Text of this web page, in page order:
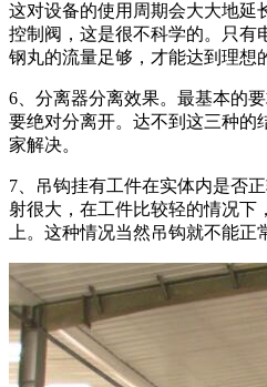
这对设备的使用周期会大大地延
控制阀，这是很不科学的。只有
钢丸的流量足够，才能达到理想
6、分离器分离效果。最基本的
要绝对分离开。达不到这三种的
家解决。
7、吊钩挂有工件在实体内是否
射很大，在工件比较轻的情况下
上。这种情况当然吊钩就不能正